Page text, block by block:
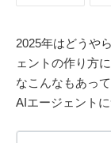
2025年はどうや
ェントの作り方
なこんなもあっ
AIエージェント